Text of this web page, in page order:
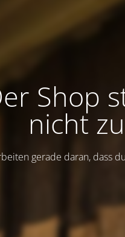
Shop
nicht
gerade daran, dass